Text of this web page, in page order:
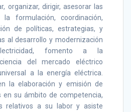
organizar, dirigir, asesorar las
formulación, coordinación,
de políticas, estrategias, y
al desarrollo y modernización
fomento a la
del mercado eléctrico
a la energía eléctrica.
la elaboración y emisión de
en su ámbito de competencia,
relativos a su labor y asiste